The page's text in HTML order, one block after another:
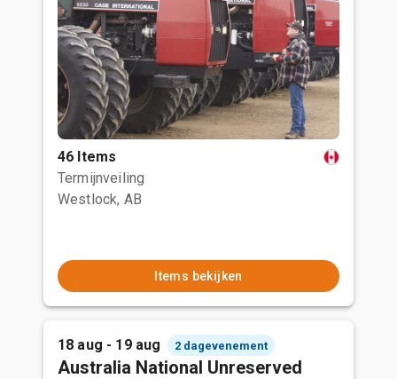
46 Items
Termijnveiling
Westlock, AB
Items bekijken
18 aug - 19 aug 2 dagevenement
Australia National Unreserved